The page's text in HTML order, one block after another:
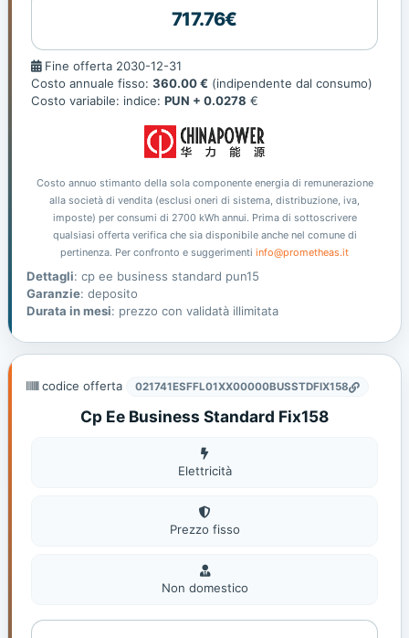
717.76€
Fine
offerta
Fine offerta 2030-12-31
Costo annuale fisso: 360.00 € (indipendente dal consumo)
Costo variabile: indice: PUN + 0.0278 €
Costo annuo stimanto della sola componente energia di remunerazione
alla società di vendita (esclusi oneri di sistema, distribuzione, iva,
imposte) per consumi di 2700 kWh annui. Prima di sottoscrivere
qualsiasi offerta verifica che sia disponibile anche nel comune di
pertinenza. Per confronto e suggerimenti info@prometheas.it
Dettagli: cp ee business standard pun15
Garanzie: deposito
Durata in mesi: prezzo con validatà illimitata
codice offerta 021741ESFFL01XX00000BUSSTDFIX158
Cp Ee Business Standard Fix158
Elettricità
Elettricità
Prezzo fisso
Non
domestic
Non domestico